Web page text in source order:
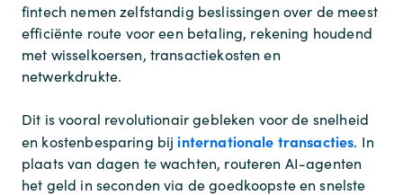
fintech nemen zelfstandig beslissingen over de meest
efficiënte route voor een betaling, rekening houdend
met wisselkoersen, transactiekosten en
netwerkdrukte.
Dit is vooral revolutionair gebleken voor de snelheid
en kostenbesparing bijinternationale transacties. In
plaats van dagen te wachten, routeren AI-agenten
het geld in seconden via de goedkoopste en snelste